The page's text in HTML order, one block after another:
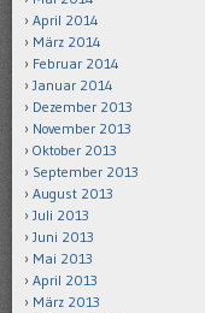
April 2014
März 2014
Februar 2014
Januar 2014
Dezember 2013
November 2013
Oktober 2013
September 2013
August 2013
Juli 2013
Juni 2013
Mai 2013
April 2013
März 2013